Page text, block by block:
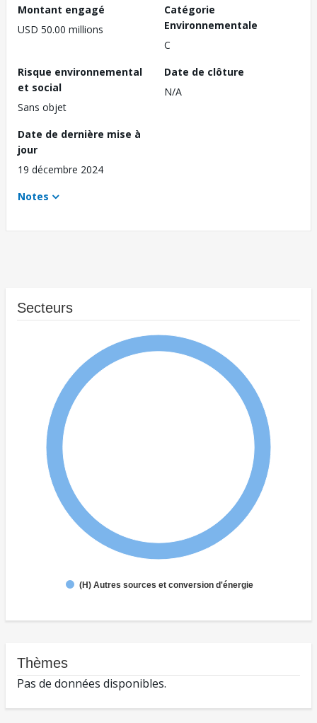
Montant engagé
USD 50.00 millions
Catégorie
Environnementale
C
Risque environnemental
et social
Sans objet
Date de clôture
N/A
Date de dernière mise à
jour
19 décembre 2024
Notes
Secteurs
(H) Autres sources et conversion d'énergie
Thèmes
Pas de données disponibles.